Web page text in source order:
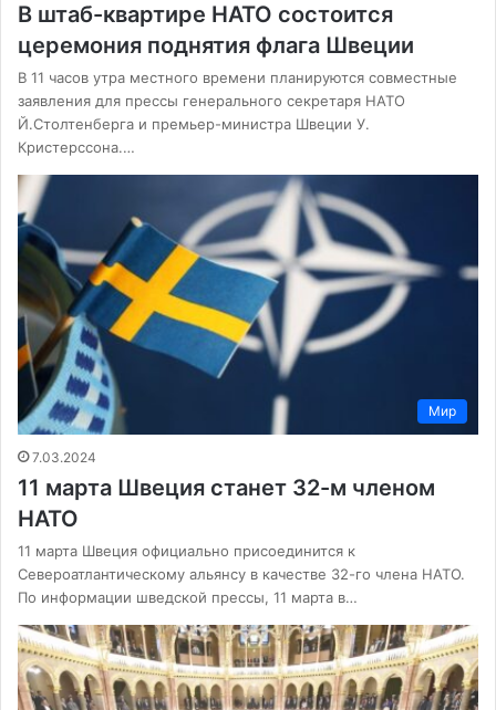
В штаб-квартире НАТО состоится
церемония поднятия флага Швеции
В 11 часов утра местного времени планируются совместные
заявления для прессы генерального секретаря НАТО
Й.Столтенберга и премьер-министра Швеции У.
Кристерссона.…
Мир
7.03.2024
11 марта Швеция станет 32-м членом
НАТО
11 марта Швеция официально присоединится к
Североатлантическому альянсу в качестве 32-го члена НАТО.
По информации шведской прессы, 11 марта в…